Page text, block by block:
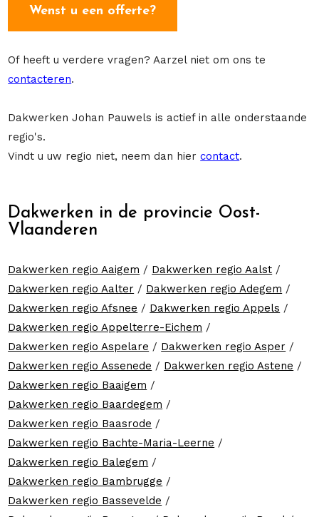
Wenst u een offerte?
Of heeft u verdere vragen? Aarzel niet om ons te
contacteren.
Dakwerken Johan Pauwels is actief in alle onderstaande
regio's.
Vindt u uw regio niet, neem dan hiercontact.
Dakwerken in de provincie Oost-
Vlaanderen
Dakwerken regio Aaigem / Dakwerken regio Aalst /
Dakwerken regio Aalter / Dakwerken regio Adegem /
Dakwerken regio Afsnee / Dakwerken regio Appels /
Dakwerken regio Appelterre-Eichem /
Dakwerken regio Aspelare / Dakwerken regio Asper /
Dakwerken regio Assenede / Dakwerken regio Astene /
Dakwerken regio Baaigem /
Dakwerken regio Baardegem /
Dakwerken regio Baasrode /
Dakwerken regio Bachte-Maria-Leerne /
Dakwerken regio Balegem /
Dakwerken regio Bambrugge /
Dakwerken regio Bassevelde /